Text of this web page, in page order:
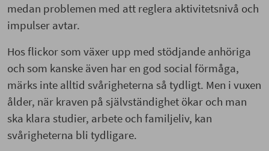
medan problemen med att reglera aktivitetsnivå och
impulser avtar.
Hos flickor som växer upp med stödjande anhöriga
och som kanske även har en god social förmåga,
märks inte alltid svårigheterna så tydligt. Men i vuxen
ålder, när kraven på självständighet ökar och man
ska klara studier, arbete och familjeliv, kan
svårigheterna bli tydligare.